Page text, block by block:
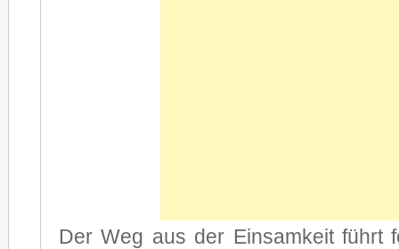
Der Weg aus der Ein­sam­keit führt